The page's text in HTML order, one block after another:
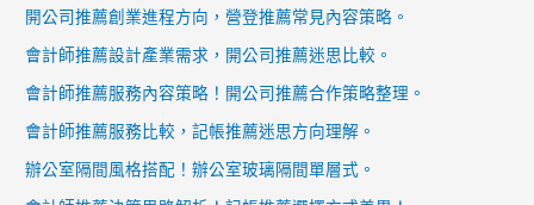
開公司推薦創業進程方向，營登推薦常見內容策略。
會計師推薦設計產業需求，開公司推薦迷思比較。
會計師推薦服務內容策略！開公司推薦合作策略整理。
會計師推薦服務比較，記帳推薦迷思方向理解。
辦公室隔間風格搭配！辦公室玻璃隔間單層式。